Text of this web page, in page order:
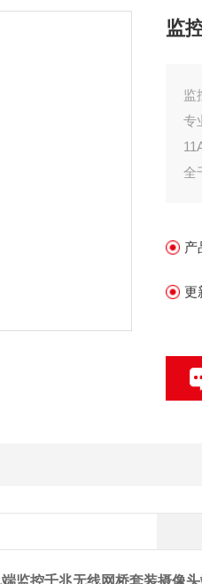
监
监
专
全
支
产
更
监控千兆无线网桥套装摄像